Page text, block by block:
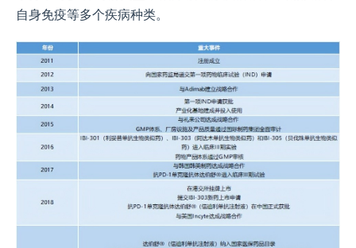
自身免疫等多个疾病种类。